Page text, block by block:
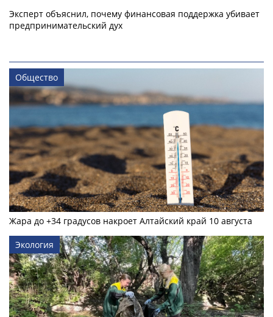
Эксперт объяснил, почему финансовая поддержка убивает
предпринимательский дух
Общество
Жара до +34 градусов накроет Алтайский край 10 августа
Экология